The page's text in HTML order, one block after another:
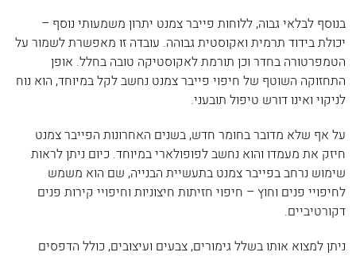
בנוסף לבלאי גבוה, ללוחות פייבר צמנט יתרון משמעותי נוסף –
יכולת בידוד תרמית ואקוסטית גבוהה. עובדה זו מאפשרת לשמור על
הטמפרטורה בחדר וכן תורמת לאקוסטיקה טובה בחלל. אופן
התחזוקה השוטף של חיפוי פייבר צמנט נחשב לקל במיוחד, הוא נוח
לניקוי ואינו דורש טיפול תובעני.
על אף שלא מדובר בחומר חדש, בשנים האחרונות הפייבר צמנט
חיזק את מעמדו והוא נחשב לפופולארי במיוחד. כיום ניתן לראות
שימוש נרחב בפייבר צמנט בתעשיית הבנייה, שם הוא משמש
לחיפויי פנים וחוץ – חיפוי חזיתות חיצוניות וחיפויי קירות פנים
דקורטיביים.
ניתן למצוא אותו בשלל גימורים, צבעים ועיצובים, כולל הדפסים